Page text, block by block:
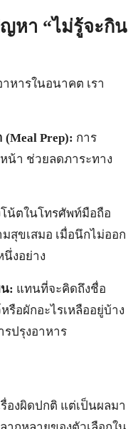
หา “ไม่รู้จะกิน
หารในอนาคต เรา
Prep): การ
น้า ช่วยลดภาระทาง
โน้ตในโทรศัพท์มือถือ
สุขเสมอ เมื่อนึกไม่ออก
งอย่าง
: แทนที่จะคิดถึงชื่อ
รือผักอะไรเหลืออยู่บ้าง
ปรุงอาหาร
องผิดปกติ แต่เป็นผลมา